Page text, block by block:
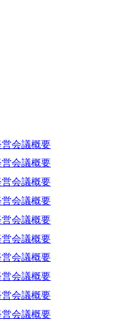
会議概要
会議概要
会議概要
会議概要
会議概要
会議概要
会議概要
会議概要
会議概要
会議概要